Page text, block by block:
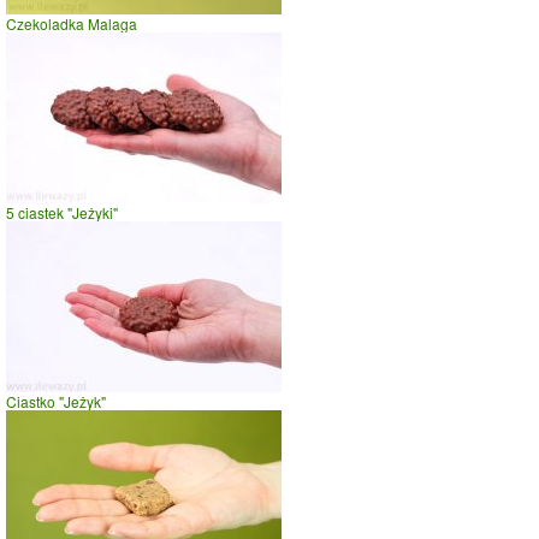
0
szybki taniec,trucht
prowadzenie samochodu
Czekoladka Malaga
5 ciastek "Jeżyki"
Ciastko "Jeżyk"